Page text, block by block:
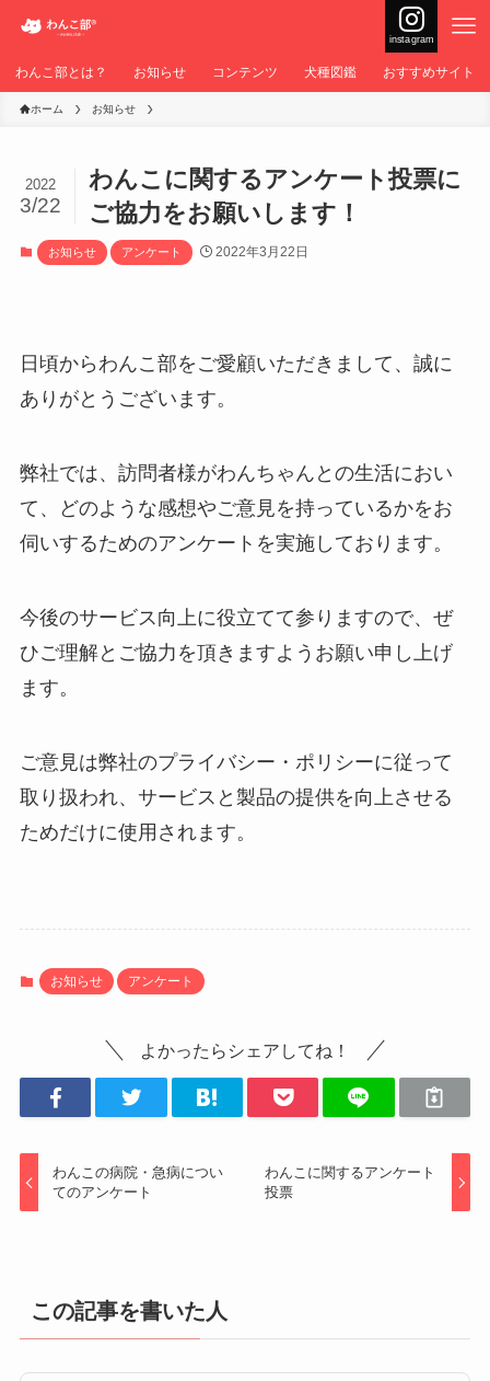
instagram
わんこ部とは？ お知らせ コンテンツ 犬種図鑑 おすすめサイト
ホーム お知らせ
わんこに関するアンケート投票に
ご協力をお願いします！
2022
3/22
お知らせ アンケート 2022年3月22日
日頃からわんこ部をご愛顧いただきまして、誠に
ありがとうございます。
弊社では、訪問者様がわんちゃんとの生活におい
て、どのような感想やご意見を持っているかをお
伺いするためのアンケートを実施しております。
今後のサービス向上に役立てて参りますので、ぜ
ひご理解とご協力を頂きますようお願い申し上げ
ます。
ご意見は弊社のプライバシー・ポリシーに従って
取り扱われ、サービスと製品の提供を向上させる
ためだけに使用されます。
お知らせ アンケート
よかったらシェアしてね！
わんこの病院・急病につい
てのアンケート
わんこに関するアンケート
投票
この記事を書いた人